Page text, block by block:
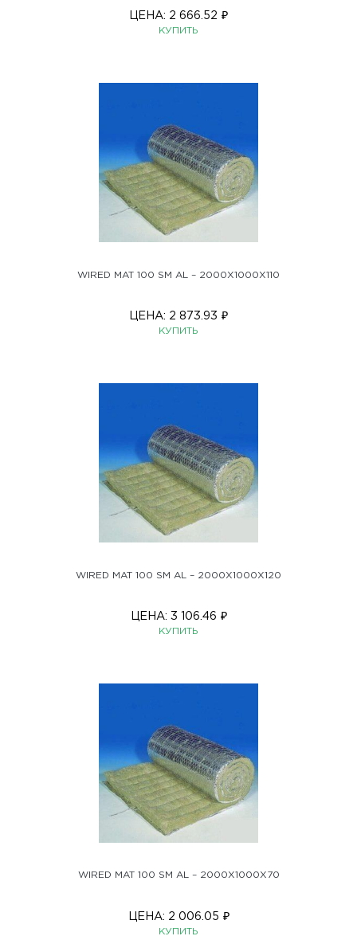
ЦЕНА: 2 666.52 ₽
КУПИТЬ
WIRED MAT 100 SM AL – 2000X1000X110
ЦЕНА: 2 873.93 ₽
КУПИТЬ
WIRED MAT 100 SM AL – 2000X1000X120
ЦЕНА: 3 106.46 ₽
КУПИТЬ
WIRED MAT 100 SM AL – 2000X1000X70
ЦЕНА: 2 006.05 ₽
КУПИТЬ